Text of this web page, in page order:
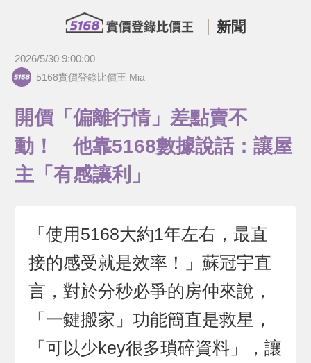
新聞
2026/5/30 9:00:00
5168實價登錄比價王 Mia
開價「偏離行情」差點賣不
動！ 他靠5168數據說話：讓屋
主「有感讓利」
「使用5168大約1年左右，最直
接的感受就是效率！」蘇冠宇直
言，對於分秒必爭的房仲來說，
「一鍵搬家」功能簡直是救星，
「可以少key很多瑣碎資料」，讓